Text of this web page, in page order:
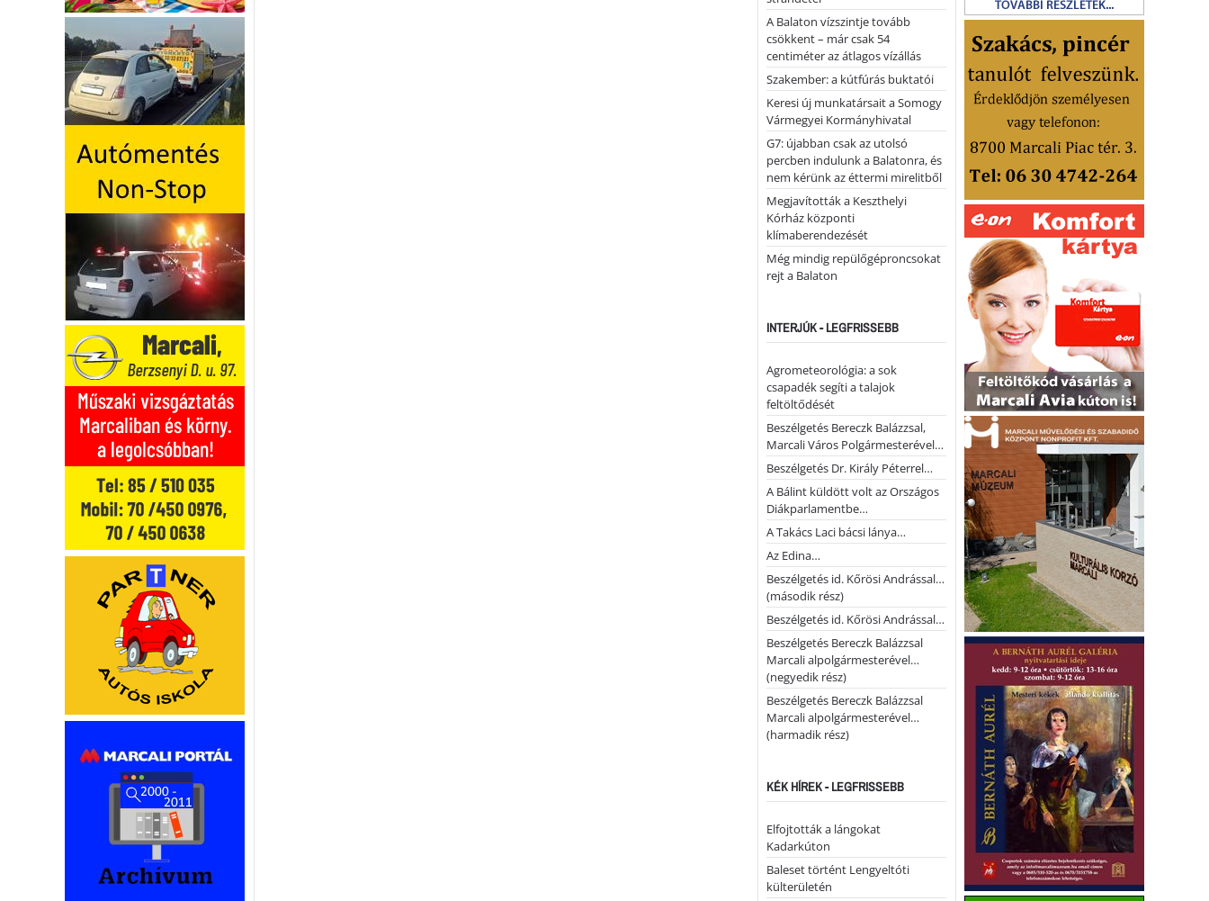
A Balaton vízszintje tovább
csökkent – már csak 54
centiméter az átlagos vízállás
Szakember: a kútfúrás buktatói
Keresi új munkatársait a Somogy
Vármegyei Kormányhivatal
G7: újabban csak az utolsó
percben indulunk a Balatonra, és
nem kérünk az éttermi mirelitből
Megjavították a Keszthelyi
Kórház központi
klímaberendezését
Még mindig repülőgéproncsokat
rejt a Balaton
INTERJÚK - LEGFRISSEBB
Agrometeorológia: a sok
csapadék segíti a talajok
feltöltődését
Beszélgetés Bereczk Balázzsal,
Marcali Város Polgármesterével…
Beszélgetés Dr. Király Péterrel…
A Bálint küldött volt az Országos
Diákparlamentbe…
A Takács Laci bácsi lánya…
Az Edina…
Beszélgetés id. Kőrösi Andrással…
(második rész)
Beszélgetés id. Kőrösi Andrással…
Beszélgetés Bereczk Balázzsal
Marcali alpolgármesterével…
(negyedik rész)
Beszélgetés Bereczk Balázzsal
Marcali alpolgármesterével…
(harmadik rész)
KÉK HÍREK - LEGFRISSEBB
Elfojtották a lángokat
Kadarkúton
Baleset történt Lengyeltóti
külterületén